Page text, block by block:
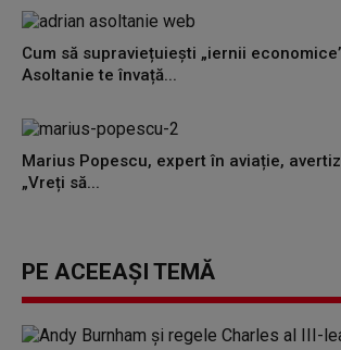
Cum să supraviețuiești „iernii
Asoltanie te învață...
Marius Popescu, expert în aviație,
„Vreți să...
PE ACEEAȘI TEMĂ